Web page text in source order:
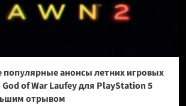
анонсы летних игровых
of War Laufey для PlayStation 5
отрывом